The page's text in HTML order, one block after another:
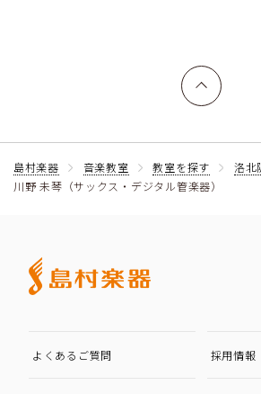
上へ戻る
島村楽器 音楽教室 教室を探す
洛北
川野 未琴（サックス・デジタル管楽器）
よくあるご質問 採用情報